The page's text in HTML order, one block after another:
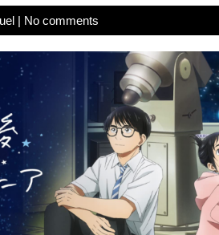
| No comments